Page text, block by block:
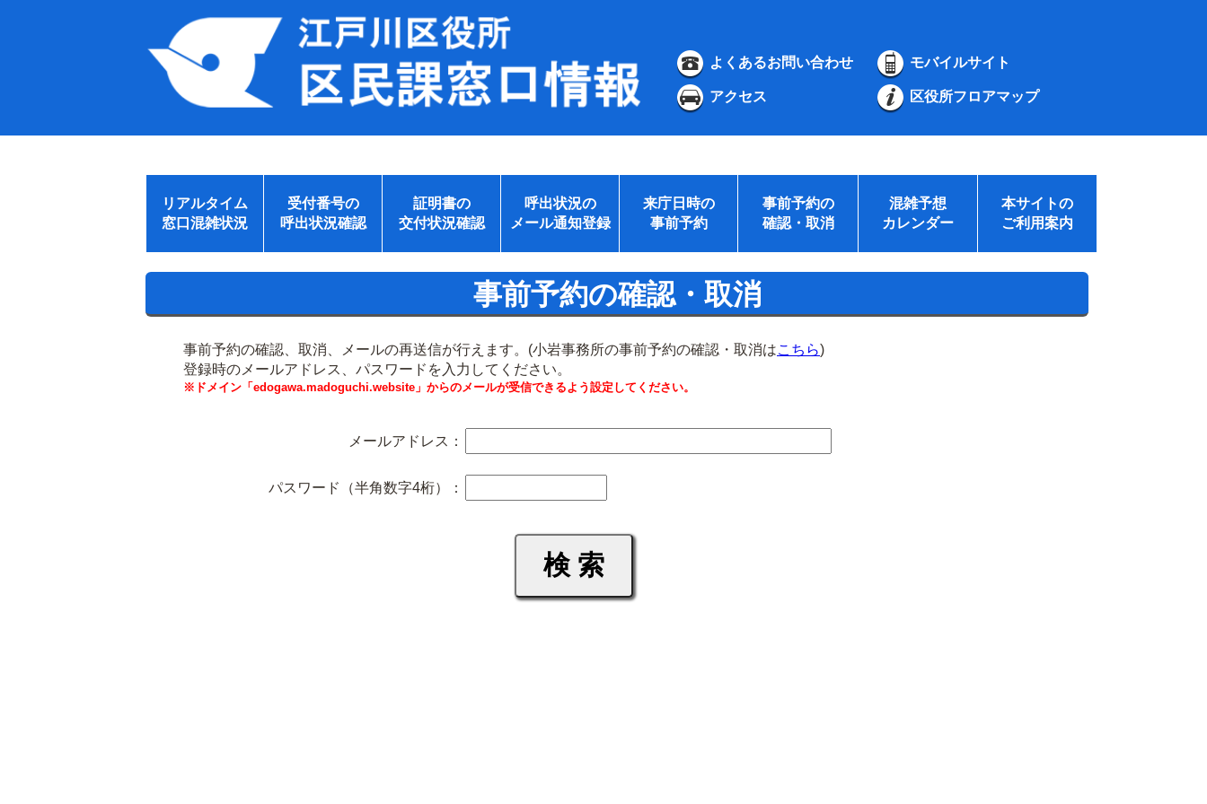
よくあるお問い合わせ モバイルサイト
アクセス 区役所フロアマップ
リアルタイム
窓口混雑状況
受付番号の
呼出状況確認
証明書の
交付状況確認
呼出状況の
メール通知登録
来庁日時の
事前予約
事前予約の
確認・取消
混雑予想
カレンダー
本サイトの
ご利用案内
事前予約の確認・取消
事前予約の確認、取消、メールの再送信が行えます。(小岩事務所の事前予約の確認・取消はこちら)
登録時のメールアドレス、パスワードを入力してください。
※ドメイン「edogawa.madoguchi.website」からのメールが受信できるよう設定してください。
メールアドレス：
パスワード（半角数字4桁）：